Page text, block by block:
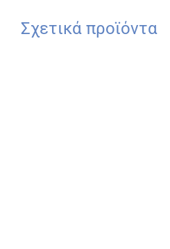
Σχετικά προϊόντα